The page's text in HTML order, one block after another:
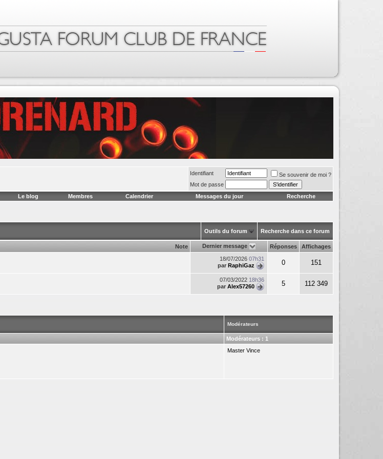
Identifiant
Se souvenir de moi ?
Mot de passe
Le blog Membres Calendrier Messages du jour Recherche
Outils du forum Recherche dans ce forum
Note Dernier message Réponses Affichages
18/07/2026 07h31
par RaphiGaz 0 151
07/03/2022 18h36
par Alex57260 5 112 349
Modérateurs
Modérateurs : 1
Master Vince